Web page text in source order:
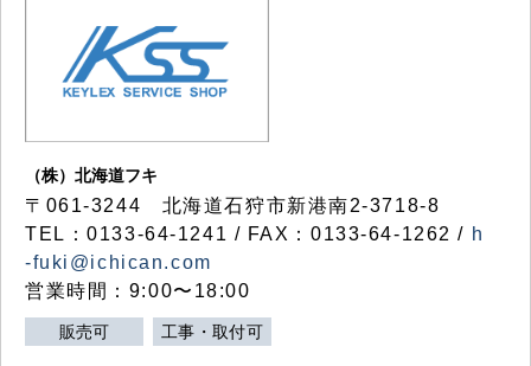
（株）北海道フキ
〒061-3244 北海道石狩市新港南2-3718-8
TEL：0133-64-1241 / FAX：0133-64-1262 / h
-fuki@ichican.com
営業時間：9:00〜18:00
販売可 工事・取付可